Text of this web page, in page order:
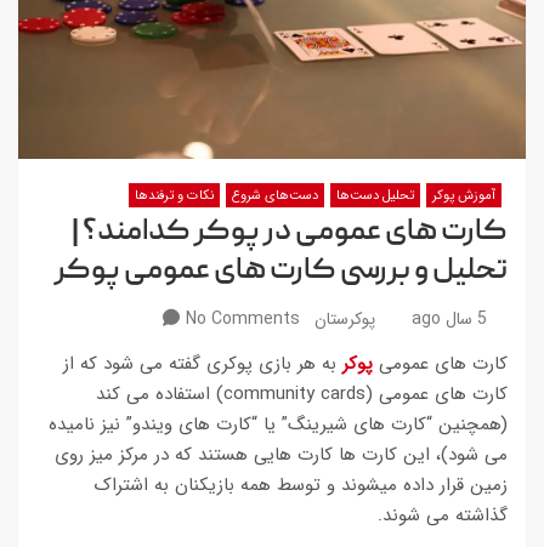
آموزش پوکر تحلیل دست‌ها دست‌های شروع نکات و ترفندها
کارت های عمومی در پوکر کدامند؟ |
تحلیل و بررسی کارت های عمومی پوکر
5 سال ago پوکرستان No Comments
کارت های عمومی پوکر به هر بازی پوکری گفته می شود که از
کارت های عمومی (community cards) استفاده می کند
(همچنین “کارت های شیرینگ” یا “کارت های ویندو” نیز نامیده
می شود)، این کارت ها کارت هایی هستند که در مرکز میز روی
زمین قرار داده میشوند و توسط همه بازیکنان به اشتراک
گذاشته می شوند.